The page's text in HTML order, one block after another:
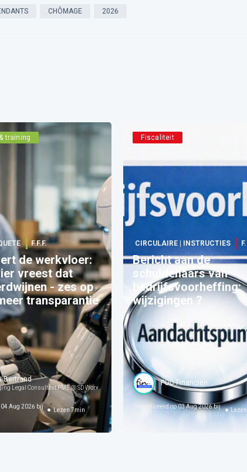
CHÔMAGE 2026
training
F.F.F.
de werkvloer:
vreest dat
- zes op
transparantie
Bertrand
Legal Consultant PME @ SD Worx
SD Worx
Aug 2026 bij
Lezen 7min
Fiscaliteit
CIRCULAIRE | INSTRUCTIES
Bericht aan de
schuldenaars van
bedrijfsvoorheffing:
wijzigingen ?
FOD Financiën
Gepubliceerd op03 Aug 2026 bij
Lezen